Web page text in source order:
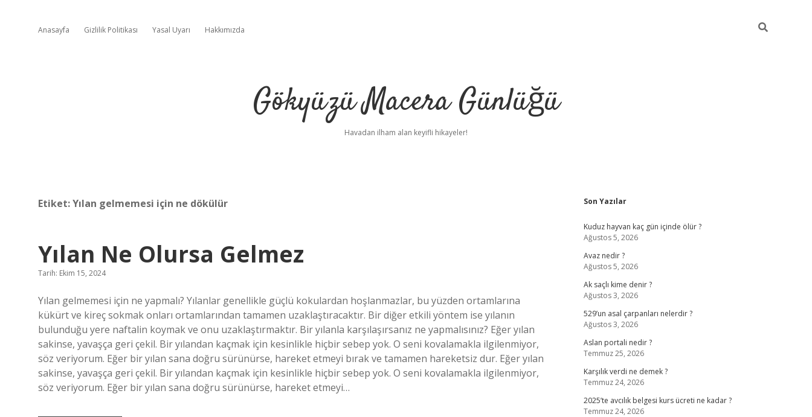
Anasayfa Gizlilik Politikası Yasal Uyarı Hakkımızda
Gökyüzü Macera Günlüğü
Havadan ilham alan keyifli hikayeler!
Etiket:Yılan gelmemesi için ne dökülür
Yılan Ne Olursa Gelmez
Tarih: Ekim 15, 2024
Yılan gelmemesi için ne yapmalı? Yılanlar genellikle güçlü kokulardan hoşlanmazlar, bu yüzden ortamlarına
kükürt ve kireç sokmak onları ortamlarından tamamen uzaklaştıracaktır. Bir diğer etkili yöntem ise yılanın
bulunduğu yere naftalin koymak ve onu uzaklaştırmaktır. Bir yılanla karşılaşırsanız ne yapmalısınız? Eğer yılan
sakinse, yavaşça geri çekil. Bir yılandan kaçmak için kesinlikle hiçbir sebep yok. O seni kovalamakla ilgilenmiyor,
söz veriyorum. Eğer bir yılan sana doğru sürünürse, hareket etmeyi bırak ve tamamen hareketsiz dur. Eğer yılan
sakinse, yavaşça geri çekil. Bir yılandan kaçmak için kesinlikle hiçbir sebep yok. O seni kovalamakla ilgilenmiyor,
söz veriyorum. Eğer bir yılan sana doğru sürünürse, hareket etmeyi…
Sidebar
Son Yazılar
Kuduz hayvan kaç gün içinde ölür ?
Ağustos 5, 2026
Avaz nedir ?
Ağustos 5, 2026
Ak saçlı kime denir ?
Ağustos 3, 2026
529’un asal çarpanları nelerdir ?
Ağustos 3, 2026
Aslan portali nedir ?
Temmuz 25, 2026
Karşılık verdi ne demek ?
Temmuz 24, 2026
2025’te avcılık belgesi kurs ücreti ne kadar ?
Temmuz 24, 2026